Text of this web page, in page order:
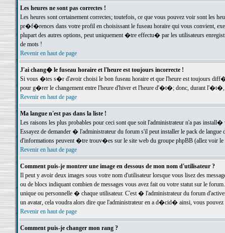
Les heures ne sont pas correctes !
Les heures sont certainement correctes; toutefois, ce que vous pouvez voir sont
pr�f�rences dans votre profil en choisissant le fuseau horaire qui vous convient,
plupart des autres options, peut uniquement �tre effectu� par les utilisateurs
de mots !
Revenir en haut de page
J'ai chang� le fuseau horaire et l'heure est toujours incorrecte !
Si vous �tes s�r d'avoir choisi le bon fuseau horaire et que l'heure est toujours
pour g�rer le changement entre l'heure d'hiver et l'heure d'�t�; donc, durant
Revenir en haut de page
Ma langue n'est pas dans la liste !
Les raisons les plus probables pour ceci sont que soit l'administrateur n'a pas
Essayez de demander � l'administrateur du forum s'il peut installer le pack de
d'informations peuvent �tre trouv�es sur le site web du groupe phpBB (allez voir le
Revenir en haut de page
Comment puis-je montrer une image en dessous de mon nom d'utilisateur ?
Il peut y avoir deux images sous votre nom d'utilisateur lorsque vous lisez des
ou de blocs indiquant combien de messages vous avez fait ou votre statut sur le
unique ou personnelle � chaque utilisateur. C'est � l'administrateur du forum
un avatar, cela voudra alors dire que l'administrateur en a d�cid� ainsi, vous
Revenir en haut de page
Comment puis-je changer mon rang ?